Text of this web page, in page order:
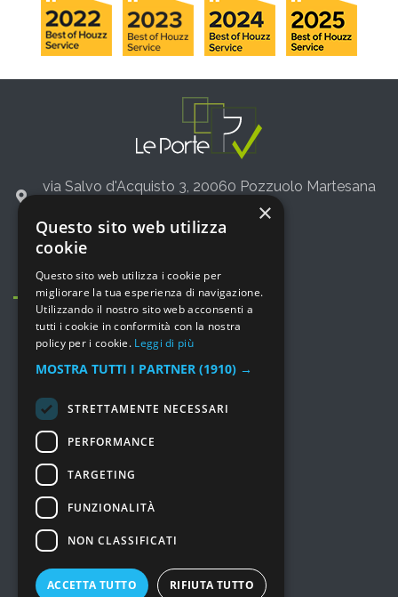
via Salvo d'Acquisto 3, 20060 Pozzuolo Martesana
+39 02 36542775
MENU
Marchi
News
×
Questo sito web utilizza
cookie
Questo sito web utilizza i cookie per
migliorare la tua esperienza di navigazione.
Utilizzando il nostro sito web acconsenti a
tutti i cookie in conformità con la nostra
policy per i cookie. Leggi di più
MOSTRA TUTTI I PARTNER (1910) →
STRETTAMENTE NECESSARI
PERFORMANCE
TARGETING
FUNZIONALITÀ
NON CLASSIFICATI
ACCETTA TUTTO RIFIUTA TUTTO